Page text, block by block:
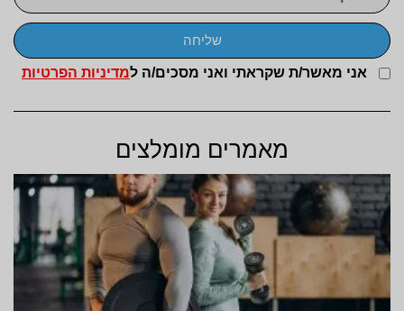
אני מאשר/ת שקראתי ואני מסכים/ה למדיניות הפרטיות
שליחה
מאמרים מומלצים